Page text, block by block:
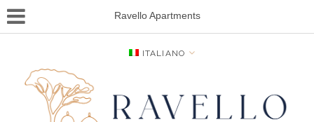
Ravello Apartments
ITALIANO